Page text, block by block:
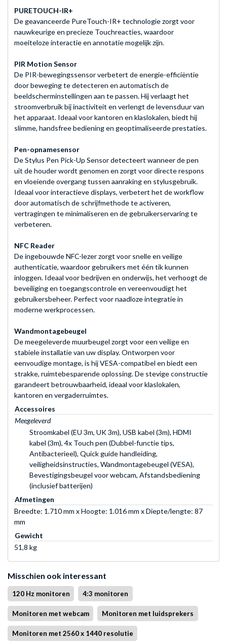
PURETOUCH-IR+
De geavanceerde PureTouch-IR+ technologie zorgt voor
nauwkeurige en precieze Touchreacties, waardoor
moeiteloze interactie en annotatie mogelijk zijn.
PIR Motion Sensor
De PIR-bewegingssensor verbetert de energie-efficiëntie
door beweging te detecteren en automatisch de
beeldscherminstellingen aan te passen. Hij verlaagt het
stroomverbruik bij inactiviteit en verlengt de levensduur van
het apparaat. Ideaal voor kantoren en klaslokalen, biedt hij
slimme, handsfree bediening en geoptimaliseerde prestaties.
Pen-opnamesensor
De Stylus Pen Pick-Up Sensor detecteert wanneer de pen
uit de houder wordt genomen en zorgt voor directe respons
en vloeiende overgang tussen aanraking en stylusgebruik.
Ideaal voor interactieve displays, verbetert het de workflow
door automatisch de schrijfmethode te activeren,
vertragingen te minimaliseren en de gebruikerservaring te
verbeteren.
NFC Reader
De ingebouwde NFC-lezer zorgt voor snelle en veilige
authenticatie, waardoor gebruikers met één tik kunnen
inloggen. Ideaal voor bedrijven en onderwijs, het verhoogt de
beveiliging en toegangscontrole en vereenvoudigt het
gebruikersbeheer. Perfect voor naadloze integratie in
moderne werkprocessen.
Wandmontagebeugel
De meegeleverde muurbeugel zorgt voor een veilige en
stabiele installatie van uw display. Ontworpen voor
eenvoudige montage, is hij VESA-compatibel en biedt een
strakke, ruimtebesparende oplossing. De stevige constructie
garandeert betrouwbaarheid, ideaal voor klaslokalen,
kantoren en vergaderruimtes.
Accessoires
Meegeleverd
Stroomkabel (EU 3m, UK 3m), USB kabel (3m), HDMI
kabel (3m), 4x Touch pen (Dubbel-functie tips,
Antibacterieel), Quick guide handleiding,
veiligheidsinstructies, Wandmontagebeugel (VESA),
Bevestigingsbeugel voor webcam, Afstandsbediening
(inclusief batterijen)
Afmetingen
Breedte: 1.710 mm x Hoogte: 1.016 mm x Diepte/lengte: 87
mm
Gewicht
51,8 kg
Misschien ook interessant
120 Hz monitoren 4:3 monitoren
Monitoren met webcam Monitoren met luidsprekers
Monitoren met 2560 x 1440 resolutie